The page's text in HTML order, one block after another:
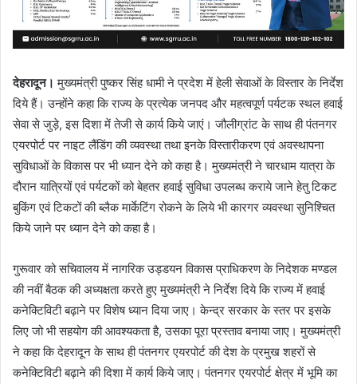
देहरादून। मुख्यमंत्री पुष्कर सिंह धामी ने प्रदेश में हेली सेवाओं के विस्तार के निर्देश
दिये हैं। उन्होंने कहा कि राज्य के प्रत्येक जनपद और महत्वपूर्ण पर्यटक स्थल हवाई
सेवा से जुड़े, इस दिशा में तेजी से कार्य किये जाएं। जौलीग्रांट के साथ ही पंतनगर
एयरपोर्ट पर नाइट लैंडिंग की व्यवस्था तथा इनके विस्तारीकरण एवं अवस्थापना
सुविधाओं के विकास पर भी ध्यान देने को कहा है। मुख्यमंत्री ने चारधाम यात्रा के
दौरान यात्रियों एवं पर्यटकों को बेहतर हवाई सुविधा उपलब्ध कराये जाने हेतु टिकट
बुकिंग एवं टिकटों की ब्लैक मार्केटिंग रोकने के लिये भी कारगर व्यवस्था सुनिश्चित
किये जाने पर ध्यान देने को कहा है।
गुरूवार को सचिवालय में नागरिक उड्डयन विकास प्राधिकरण के निदेशक मण्डल
की नवीं बैठक की अध्यक्षता करते हुए मुख्यमंत्री ने निर्देश दिये कि राज्य में हवाई
कनेक्टिविटी बढ़ाने पर विशेष ध्यान दिया जाए। केन्द्र सरकार के स्तर पर इसके
लिए जो भी सहयोग की आवश्यकता है, उसका पूरा प्रस्ताव बनाया जाए। मुख्यमंत्री
ने कहा कि देहरादून के साथ ही पंतनगर एयरपोर्ट की देश के प्रमुख शहरों से
कनेक्टिविटी बढ़ाने की दिशा में कार्य किये जाए। पंतनगर एयरपोर्ट क्षेत्र में भूमि का